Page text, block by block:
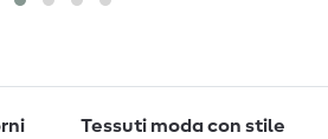
Tessuti moda con stile